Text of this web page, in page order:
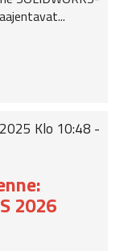
Klo 10:48 -
2026